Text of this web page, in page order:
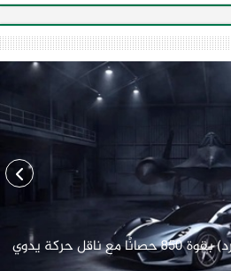
هينيسي تطرح طراز (بلاك بيرد) بقوة 850 حصانًا مع ناقل حركة يدوي